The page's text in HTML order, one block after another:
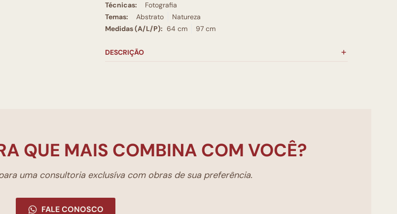
Técnicas:
Fotografia
Temas:
Abstrato
Natureza
Medidas (A/L/P): 64 cm 97 cm
DESCRIÇÃO
QUE MAIS COMBINA COM VOCÊ?
uma consultoria exclusíva com obras de sua preferência.
FALE CONOSCO